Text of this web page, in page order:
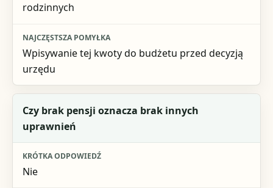
rodzinnych
Wpisywanie tej kwoty do budżetu przed decyzją
urzędu
Czy brak pensji oznacza brak innych
uprawnień
Nie